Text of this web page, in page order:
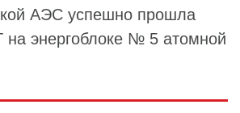
АЭС успешно прошла
энергоблоке № 5 атомной